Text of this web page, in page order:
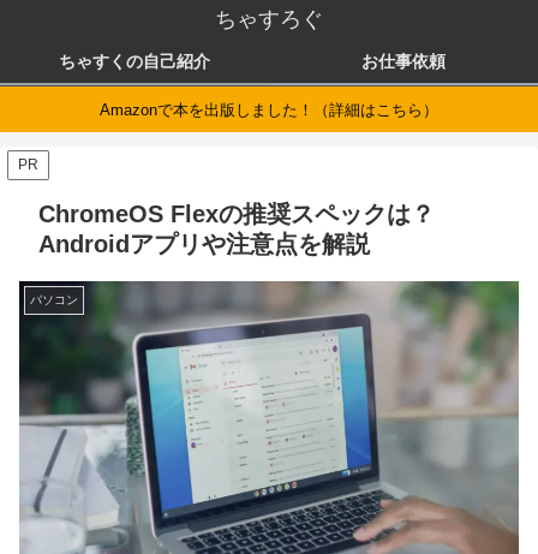
ちゃすろぐ
ちゃすくの自己紹介 お仕事依頼
Amazonで本を出版しました！（詳細はこちら）
PR
ChromeOS Flexの推奨スペックは？
Androidアプリや注意点を解説
パソコン